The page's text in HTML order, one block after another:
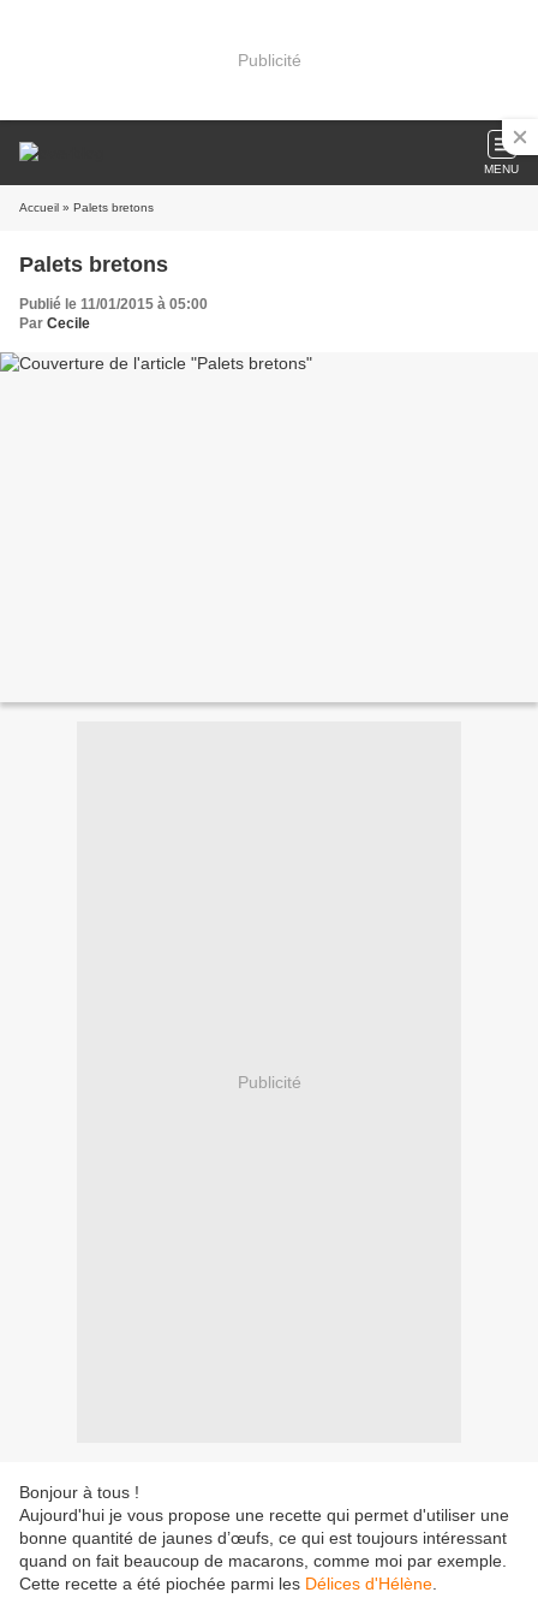
Publicité
MENU
Accueil » Palets bretons
Palets bretons
Publié le 11/01/2015 à 05:00
Par Cecile
Publicité
Bonjour à tous !
Aujourd'hui je vous propose une recette qui permet d'utiliser une
bonne quantité de jaunes d’œufs, ce qui est toujours intéressant
quand on fait beaucoup de macarons, comme moi par exemple.
Cette recette a été piochée parmi les Délices d'Hélène